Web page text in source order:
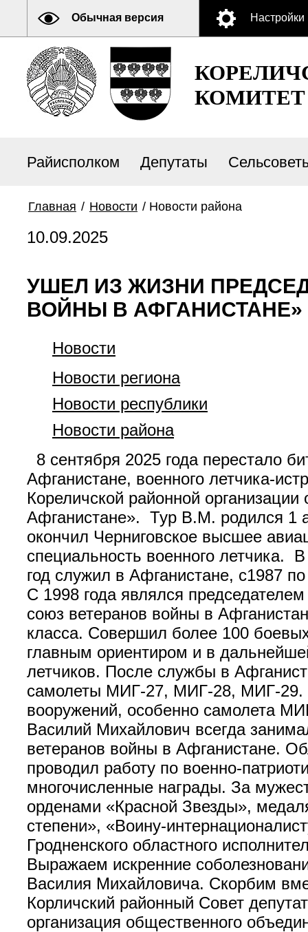
Обычная версия Настройки
КОМИТЕТ
Райисполком Депутаты
Главная / Новости / Новости района
10.09.2025
УШЕЛ ИЗ ЖИЗНИ
ВОЙНЫ В
Новости
Новости региона
Новости республики
Новости района
8 сентября 2025 года перестало
Афганистане, военного летчика-
Кореличской районной
Афганистане». Тур В.М. родился 1
окончил Черниговское высшее
специальность военного летчика.
год служил в Афганистане, с1987
С 1998 года являлся
союз ветеранов войны в
класса. Совершил более 100
главным ориентиром и в
летчиков. После службы в
самолеты МИГ-27, МИГ-28, МИГ-29.
вооружений, особенно самолета
Василий Михайлович всегда
ветеранов войны в Афганистане.
проводил работу по военно-
многочисленные награды. За
орденами «Красной Звезды»,
степени», «Воину-
Гродненского областного
Выражаем искренние
Василия Михайловича. Скорбим
Корличский районный Совет
организация общественного